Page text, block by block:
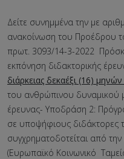
Δείτε συνημμένα την με
ανακοίνωση του Προέδρου
πρωτ. 3093/14-3-2022
εκπόνηση διδακτορικής
διάρκειας δεκαέξι (16) μηνών
του ανθρώπινου δυναμικού
έρευνας- Υποδράση 2:
σε υποψήφιους διδάκτορες
συγχρηματοδοτείται από
(Ευρωπαϊκό Κοινωνικό